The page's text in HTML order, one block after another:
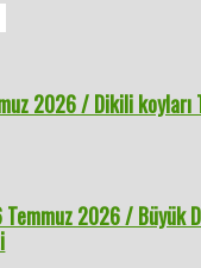
2026 / Dikili koyları
2026 / Büyük